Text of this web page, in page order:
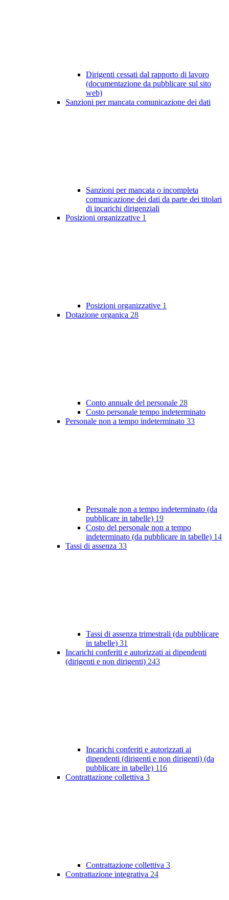
Dirigenti cessati dal rapporto di lavoro
(documentazione da pubblicare sul sito
web)
Sanzioni per mancata comunicazione dei dati
Sanzioni per mancata o incompleta
comunicazione dei dati da parte dei titolari
di incarichi dirigenziali
Posizioni organizzative 1
Posizioni organizzative 1
Dotazione organica 28
Conto annuale del personale 28
Costo personale tempo indeterminato
Personale non a tempo indeterminato 33
Personale non a tempo indeterminato (da
pubblicare in tabelle) 19
Costo del personale non a tempo
indeterminato (da pubblicare in tabelle) 14
Tassi di assenza 33
Tassi di assenza trimestrali (da pubblicare
in tabelle) 31
Incarichi conferiti e autorizzati ai dipendenti
(dirigenti e non dirigenti) 243
Incarichi conferiti e autorizzati ai
dipendenti (dirigenti e non dirigenti) (da
pubblicare in tabelle) 116
Contrattazione collettiva 3
Contrattazione collettiva 3
Contrattazione integrativa 24